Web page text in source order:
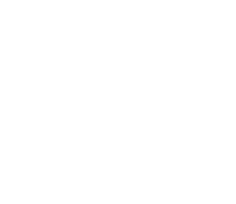
barra degli